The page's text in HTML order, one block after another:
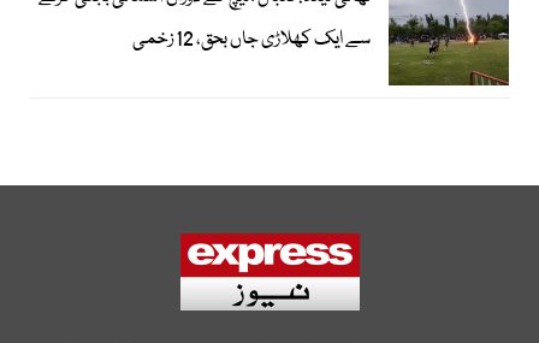
سے ایک کھلاڑی جاں بحق، 12 زخمی